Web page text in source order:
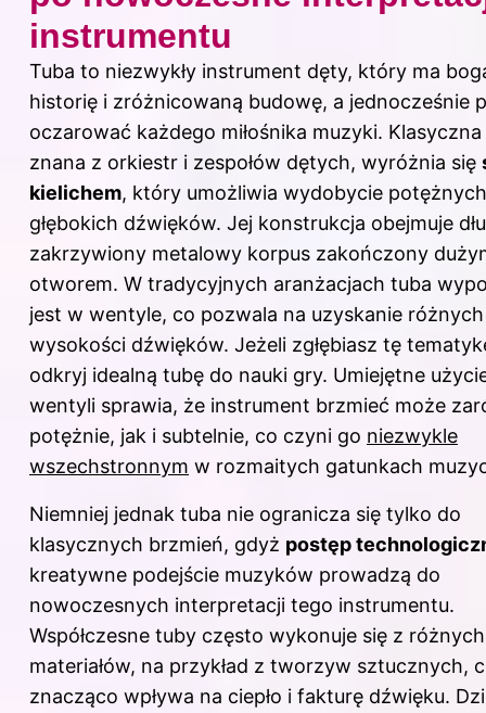
instrumentu
Tuba to niezwykły instrument dęty, który ma
historię i zróżnicowaną budowę, a jednocześnie
oczarować każdego miłośnika muzyki.
znana z orkiestr i zespołów dętych, wyróżnia się
kielichem, który umożliwia wydobycie
głębokich dźwięków. Jej konstrukcja obejmuje
zakrzywiony metalowy korpus zakończony
otworem. W tradycyjnych aranżacjach tuba
jest w wentyle, co pozwala na uzyskanie różnych
wysokości dźwięków. Jeżeli zgłębiasz tę
odkryj idealną tubę do nauki gry. Umiejętne
wentyli sprawia, że instrument brzmieć może
potężnie, jak i subtelnie, co czyni go niezwykle
wszechstronnym w rozmaitych gatunkach
Niemniej jednak tuba nie ogranicza się tylko do
klasycznych brzmień, gdyż postęp
kreatywne podejście muzyków prowadzą do
nowoczesnych interpretacji tego instrumentu.
Współczesne tuby często wykonuje się z różnych
materiałów, na przykład z tworzyw sztucznych,
znacząco wpływa na ciepło i fakturę dźwięku.